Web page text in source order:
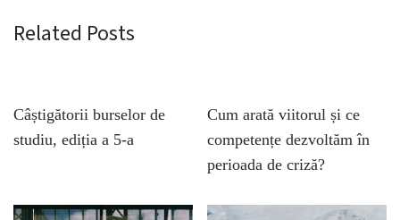
Related Posts
Câștigătorii burselor de
studiu, ediția a 5-a
Cum arată viitorul și ce
competențe dezvoltăm în
perioada de criză?